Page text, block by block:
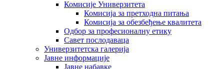
Комисије Универзитета
Комисија за претходна питања
Комисија за обезбеђење квалитета
Одбор за професионалну етику
Савет послодаваца
Универзитетска галерија
Јавне информације
Јавне набавке